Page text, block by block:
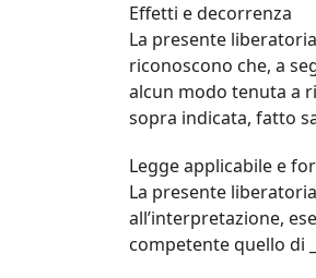
Effetti e decorrenza
La presente
riconoscono che, a
alcun modo tenuta a
sopra indicata, fatto
Legge applicabile e
La presente
all’interpretazione,
competente quello di